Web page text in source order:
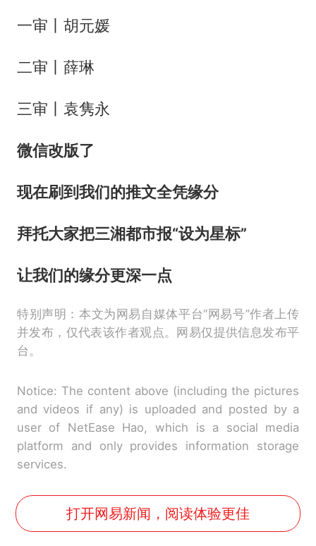
一审丨胡元媛
二审丨薛琳
三审丨袁隽永
微信改版了
现在刷到我们的推文全凭缘分
拜托大家把三湘都市报“设为星标”
让我们的缘分更深一点
特别声明：本文为网易自媒体平台“网易号”作者上传
并发布，仅代表该作者观点。网易仅提供信息发布平
台。
Notice: The content above (including the pictures
and videos if any) is uploaded and posted by a
user of NetEase Hao, which is a social media
platform and only provides information storage
services.
打开网易新闻，阅读体验更佳